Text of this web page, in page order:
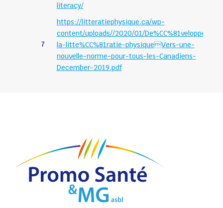
literacy/
7
https://litteratiephysique.ca/wp-
content/uploads//2020/01/De%CC%81velopper-
la-litte%CC%81ratie-physiqueVers-une-
nouvelle-norme-pour-tous-les-Canadiens-
December-2019.pdf